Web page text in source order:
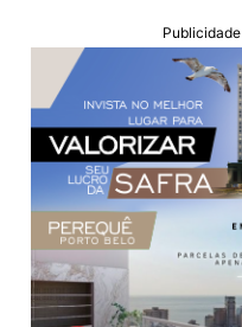
Publicidade